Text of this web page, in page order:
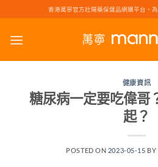
to
content
香港萬寧官方壯陽藥保健品網購平台，
健康資訊
糖尿病一定要吃偉哥
起？
POSTED ON 2023-05-15 BY